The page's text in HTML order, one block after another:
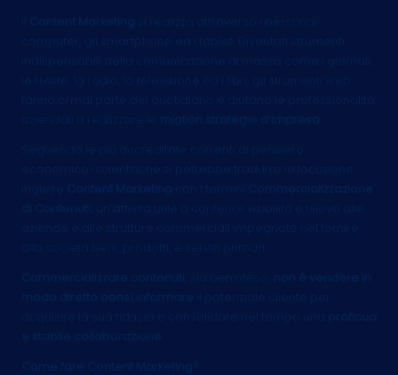
Content Marketing
si realizza attraverso i personal
computer, gli smartphone ed i tablet. Diventati strumenti
indispensabili della comunicazione di massa come i giornali,
le riviste, la radio, la televisione ed i libri, gli strumenti web
fanno ormai parte del quotidiano e aiutano le professionalità
aziendali a realizzare le
migliori strategie d’impresa.
Seguendo le più accreditate correnti di pensiero
economico-scientifiche si potrebbe tradurre la locuzione
inglese
Content Marketing con i termini
Commercializzazione
di Contenuti,
un’attività utile a conferire visibilità e rilievo alle
aziende e alle strutture commerciali impegnate nel fornire
alla società beni, prodotti, e servizi primari.
Commercializzare contenuti
, sia beninteso, non è
vendere in
modo diretto bensì informare
il potenziale cliente per
acquisire la sua fiducia e consolidare nel tempo una
proficua
e stabile collaborazione
Come fare Content Marketing?